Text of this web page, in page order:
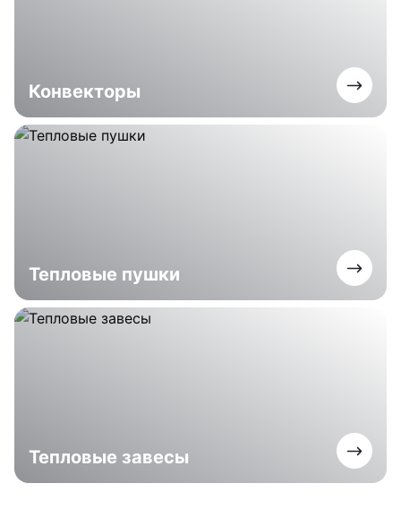
Конвекторы
Тепловые пушки
Тепловые завесы